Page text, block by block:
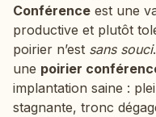
Conférence est une
productive et plutôt
poirier n’est sans souci
une poirier
implantation saine :
stagnante, tronc